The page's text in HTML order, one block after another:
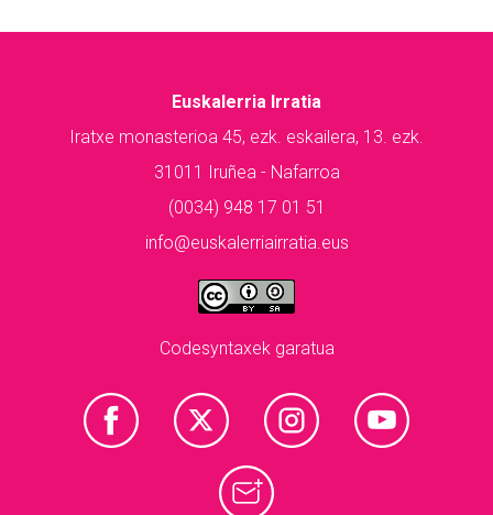
Euskalerria Irratia
Iratxe monasterioa 45, ezk. eskailera, 13. ezk.
31011 Iruñea - Nafarroa
(0034) 948 17 01 51
info@euskalerriairratia.eus
Codesyntaxek garatua